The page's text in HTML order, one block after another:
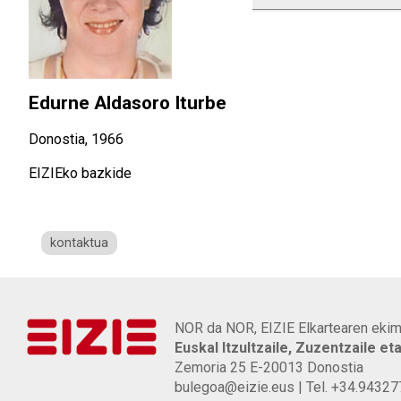
Edurne Aldasoro Iturbe
Donostia, 1966
EIZIEko bazkide
kontaktua
NOR da NOR, EIZIE Elkartearen
Euskal Itzultzaile, Zuzentzaile
Zemoria 25 E-20013 Donostia
bulegoa@eizie.eus | Tel.